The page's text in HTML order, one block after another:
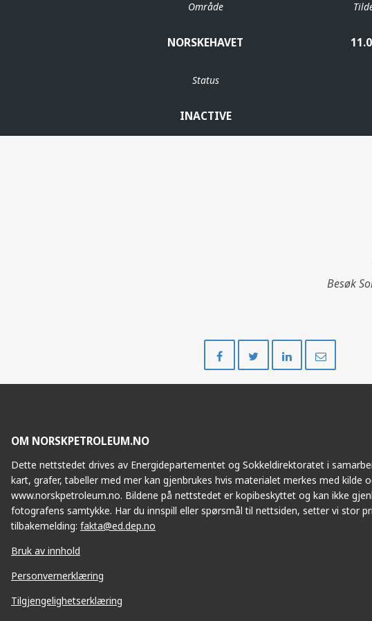
Område
NORSKEHAVET
Status
INACTIVE
Besøk
på
på
på
OM NORSKPETROLEUM.NO
Dette nettstedet drives av Energidepartementet og Sokkeldirektoratet i
kart, grafer, tabeller med mer kan gjenbrukes hvis materialet merkes med kilde
www.norskpetroleum.no. Bildene på nettstedet er kopibeskyttet og kan ikke
fotografens samtykke. Har du innspill eller spørsmål til nettsiden, setter vi stor
tilbakemelding: fakta@ed.dep.no
Bruk av innhold
Personvernerklæring
Tilgjengelighetserklæring